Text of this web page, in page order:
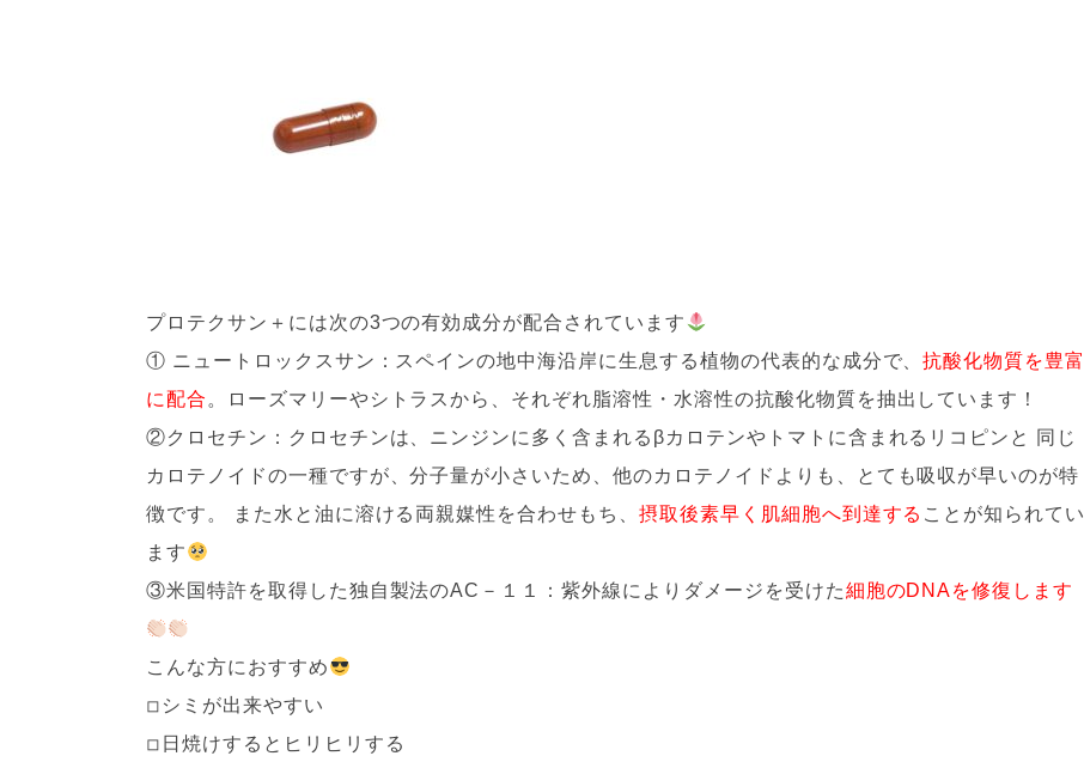
プロテクサン＋には次の3つの有効成分が配合されています
① ニュートロックスサン：スペインの地中海沿岸に生息する植物の代表的な成分で、抗酸化物質を豊富
に配合 。ローズマリーやシトラスから、それぞれ脂溶性・水溶性の抗酸化物質を抽出しています！
②クロセチン：クロセチンは、ニンジンに多く含まれるβカロテンやトマトに含まれるリコピンと 同じ
カロテノイドの一種ですが、分子量が小さいため、他のカロテノイドよりも、とても吸収が早いのが特
徴です。 また水と油に溶ける両親媒性を合わせもち、 摂取後素早く肌細胞へ到達する ことが知られてい
ます
③米国特許を取得した独自製法のAC－１１：紫外線によりダメージを受けた細胞のDNAを修復します
こんな方におすすめ
◽︎シミが出来やすい
◽︎日焼けするとヒリヒリする